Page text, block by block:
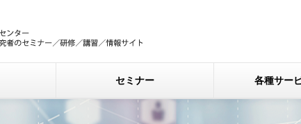
セミナー 各種サー